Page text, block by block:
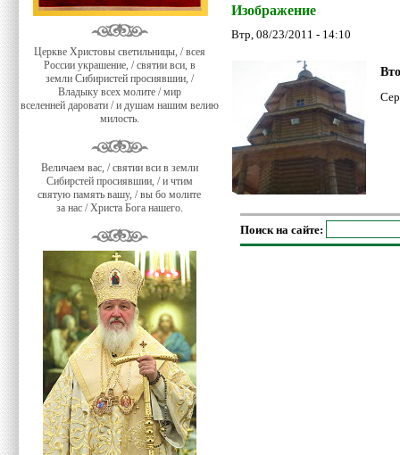
Церкве Христовы светильницы, / всея
России украшение, / святии вси, в
земли Сибиристей просиявшии, /
Владыку всех молите / мир
вселенней даровати / и душам нашим велию
милость.
Величаем вас, / святии вси в земли
Сибирстей просиявшии, / и чтим
святую память вашу, / вы бо молите
за нас / Христа Бога нашего.
Изображение
Втр, 08/23/2011 - 14:10
Поиск на сайте: